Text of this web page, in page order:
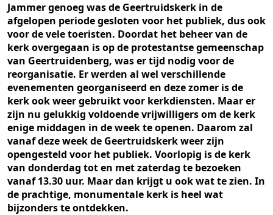
Jammer genoeg was de Geertruidskerk in de
afgelopen periode gesloten voor het publiek, dus ook
voor de vele toeristen. Doordat het beheer van de
kerk overgegaan is op de protestantse gemeenschap
van Geertruidenberg, was er tijd nodig voor de
reorganisatie. Er werden al wel verschillende
evenementen georganiseerd en deze zomer is de
kerk ook weer gebruikt voor kerkdiensten. Maar er
zijn nu gelukkig voldoende vrijwilligers om de kerk
enige middagen in de week te openen. Daarom zal
vanaf deze week de Geertruidskerk weer zijn
opengesteld voor het publiek. Voorlopig is de kerk
van donderdag tot en met zaterdag te bezoeken
vanaf 13.30 uur. Maar dan krijgt u ook wat te zien. In
de prachtige, monumentale kerk is heel wat
bijzonders te ontdekken.